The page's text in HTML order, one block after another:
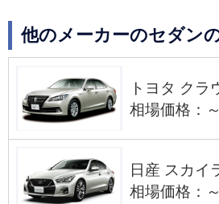
他のメーカーのセダン
トヨタ クラ
相場価格：
日産 スカイ
相場価格：